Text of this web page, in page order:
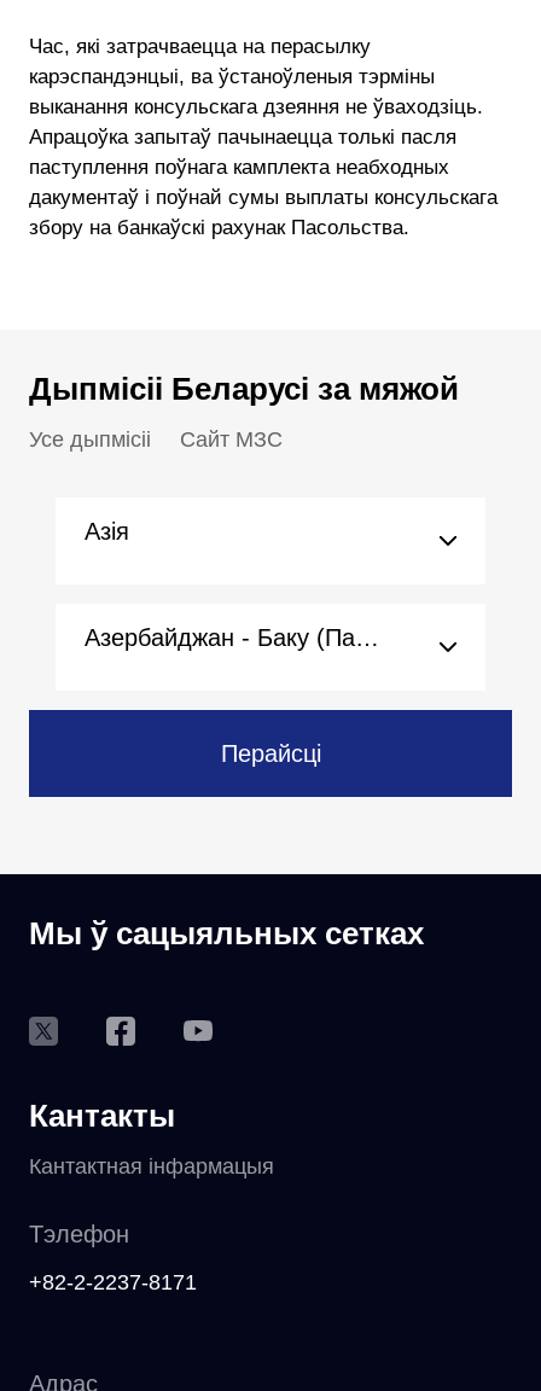
Час, які затрачваецца на перасылку
карэспандэнцыі, ва ўстаноўленыя тэрміны
выканання консульскага дзеяння не ўваходзіць.
Апрацоўка запытаў пачынаецца толькі пасля
паступлення поўнага камплекта неабходных
дакументаў і поўнай сумы выплаты консульскага
збору на банкаўскі рахунак Пасольства.
Дыпмісіі Беларусі за мяжой
Усе дыпмісіі Сайт МЗС
Азія
Азербайджан - Баку (Пасольства)
Перайсці
Мы ў сацыяльных сетках
Кантакты
Кантактная інфармацыя
Тэлефон
+82-2-2237-8171
Адрас